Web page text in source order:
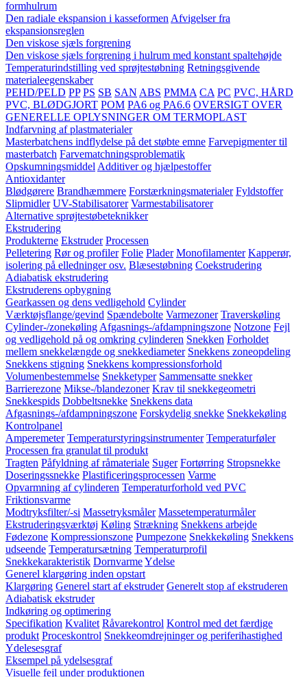
formhulrum
Den radiale ekspansion i kasseformen Afvigelser fra
ekspansionsreglen
Den viskose sjæls forgrening
Den viskose sjæls forgrening i hulrum med konstant spaltehøjde
Temperaturindstilling ved sprøjtestøbning Retningsgivende
materialeegenskaber
PEHD/PELD PP PS SB SAN ABS PMMA CA PC PVC, HÅRD
PVC, BLØDGJORT POM PA6 og PA6.6 OVERSIGT OVER
GENERELLE OPLYSNINGER OM TERMOPLAST
Indfarvning af plastmaterialer
Masterbatchens indflydelse på det støbte emne Farvepigmenter til
masterbatch Farvematchningsproblematik
Opskumningsmiddel Additiver og hjælpestoffer
Antioxidanter
Blødgørere Brandhæmmere Forstærkningsmaterialer Fyldstoffer
Slipmidler UV-Stabilisatorer Varmestabilisatorer
Alternative sprøjtestøbeteknikker
Ekstrudering
Produkterne Ekstruder Processen
Pelletering Rør og profiler Folie Plader Monofilamenter Kapperør,
isolering på elledninger osv. Blæsestøbning Coekstrudering
Adiabatisk ekstrudering
Ekstruderens opbygning
Gearkassen og dens vedligehold Cylinder
Værktøjsflange/gevind Spændebolte Varmezoner Traverskøling
Cylinder-/zonekøling Afgasnings-/afdampningszone Notzone Fejl
og vedligehold på og omkring cylinderen Snekken Forholdet
mellem snekkelængde og snekkediameter Snekkens zoneopdeling
Snekkens stigning Snekkens kompressionsforhold
Volumenbestemmelse Snekketyper Sammensatte snekker
Barrierezone Mikse-/blandezoner Krav til snekkegeometri
Snekkespids Dobbeltsnekke Snekkens data
Afgasnings-/afdampningszone Forskydelig snekke Snekkekøling
Kontrolpanel
Amperemeter Temperaturstyringsinstrumenter Temperaturføler
Processen fra granulat til produkt
Tragten Påfyldning af råmateriale Suger Fortørring Stropsnekke
Doseringssnekke Plastificeringsprocessen Varme
Opvarmning af cylinderen Temperaturforhold ved PVC
Friktionsvarme
Modtryksfilter/-si Massetryksmåler Massetemperaturmåler
Ekstruderingsværktøj Køling Strækning Snekkens arbejde
Fødezone Kompressionszone Pumpezone Snekkekøling Snekkens
udseende Temperatursætning Temperaturprofil
Snekkekarakteristik DornvarmeYdelse
Generel klargøring inden opstart
Klargøring Generel start af ekstruder Generelt stop af ekstruderen
Adiabatisk ekstruder
Indkøring og optimering
Specifikation Kvalitet Råvarekontrol Kontrol med det færdige
produkt Proceskontrol Snekkeomdrejninger og periferihastighed
Ydelesesgraf
Eksempel på ydelsesgraf
Visuelle fejl under produktionen